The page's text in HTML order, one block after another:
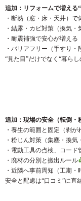
追加：リフォームで増える
・断熱（窓・床・天井）で
・結露・カビ対策（換気・
・耐震補強で安心が増える
・バリアフリー（手すり・
“見た目”だけでなく“暮ら
追加：現場の安全（転倒・
・養生の範囲と固定（剥が
・粉じん対策（集塵・換気
・電動工具の点検、コード
・廃材の分別と搬出ルール
・近隣へ事前周知（工期・
安全と配慮は“口コミ”に直